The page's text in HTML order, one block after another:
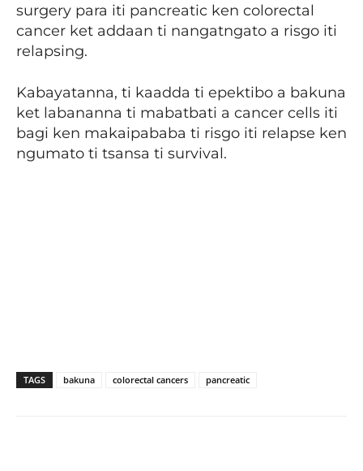
surgery para iti pancreatic ken colorectal
cancer ket addaan ti nangatngato a risgo iti
relapsing.
Kabayatanna, ti kaadda ti epektibo a bakuna
ket labananna ti mabatbati a cancer cells iti
bagi ken makaipababa ti risgo iti relapse ken
ngumato ti tsansa ti survival.
TAGS bakuna colorectal cancers pancreatic